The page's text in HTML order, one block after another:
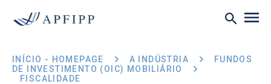
INÍCIO - HOMEPAGE A INDÚSTRIA
FUNDOS
DE INVESTIMENTO (OIC) MOBILIÁRIO
FISCALIDADE